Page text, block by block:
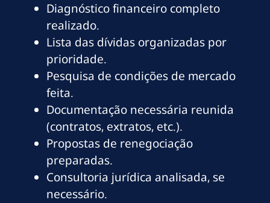
Diagnóstico financeiro completo
realizado.
Lista das dívidas organizadas por
prioridade.
Pesquisa de condições de mercado
feita.
Documentação necessária reunida
(contratos, extratos, etc.).
Propostas de renegociação
preparadas.
Consultoria jurídica analisada, se
necessário.